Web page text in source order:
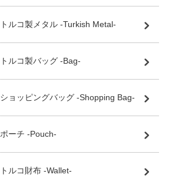
トルコ製メタル -Turkish Metal-
トルコ製バッグ -Bag-
ショッピングバッグ -Shopping Bag-
ポーチ -Pouch-
トルコ財布 -Wallet-